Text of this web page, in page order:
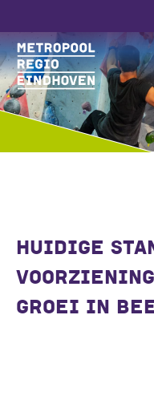
HUIDIGE
GROEI IN